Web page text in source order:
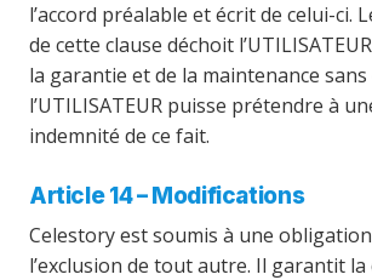
l’accord préalable et écrit de celui-ci.
de cette clause déchoit
la garantie et de la maintenance sans
l’UTILISATEUR puisse prétendre à
indemnité de ce fait.
Article 14 – Modifications
Celestory est soumis à une
l’exclusion de tout autre. Il garantit